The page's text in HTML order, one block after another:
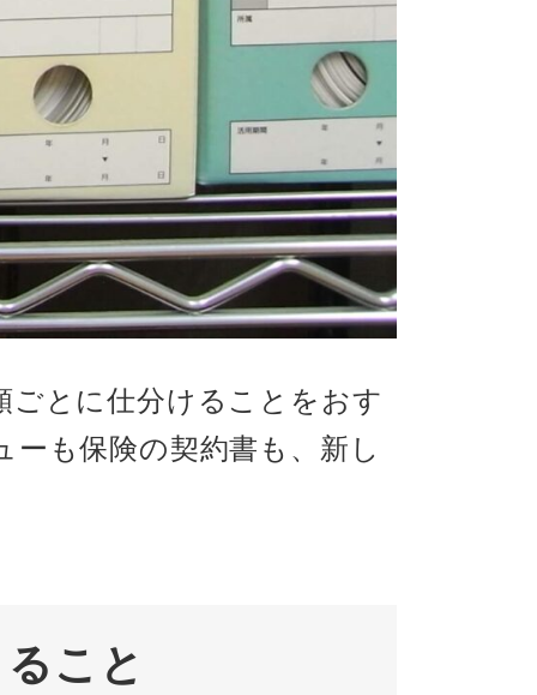
とに仕分けることをおす
も保険の契約書も、新し
こと